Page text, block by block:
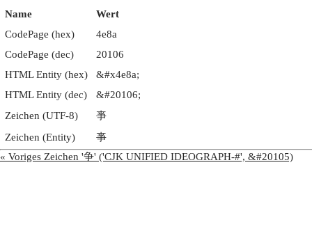
Name
Wert
CodePage (hex)
4e8a
CodePage (dec)
20106
HTML Entity (hex)
&#x4e8a;
HTML Entity (dec)
&#20106;
Zeichen (UTF-8)
亊
Zeichen (Entity)
亊
« Voriges Zeichen '争' ('CJK UNIFIED IDEOGRAPH-#', &#20105)